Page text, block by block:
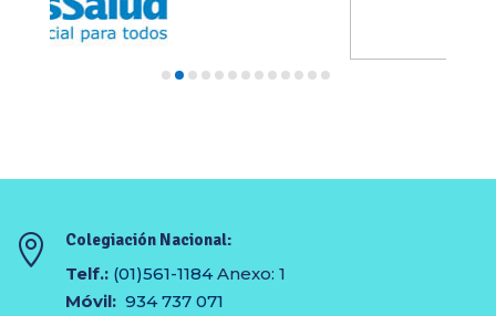
 Colegiación Nacional:
Telf.: (01)561-1184Anexo: 1
Móvil: 934 737 071